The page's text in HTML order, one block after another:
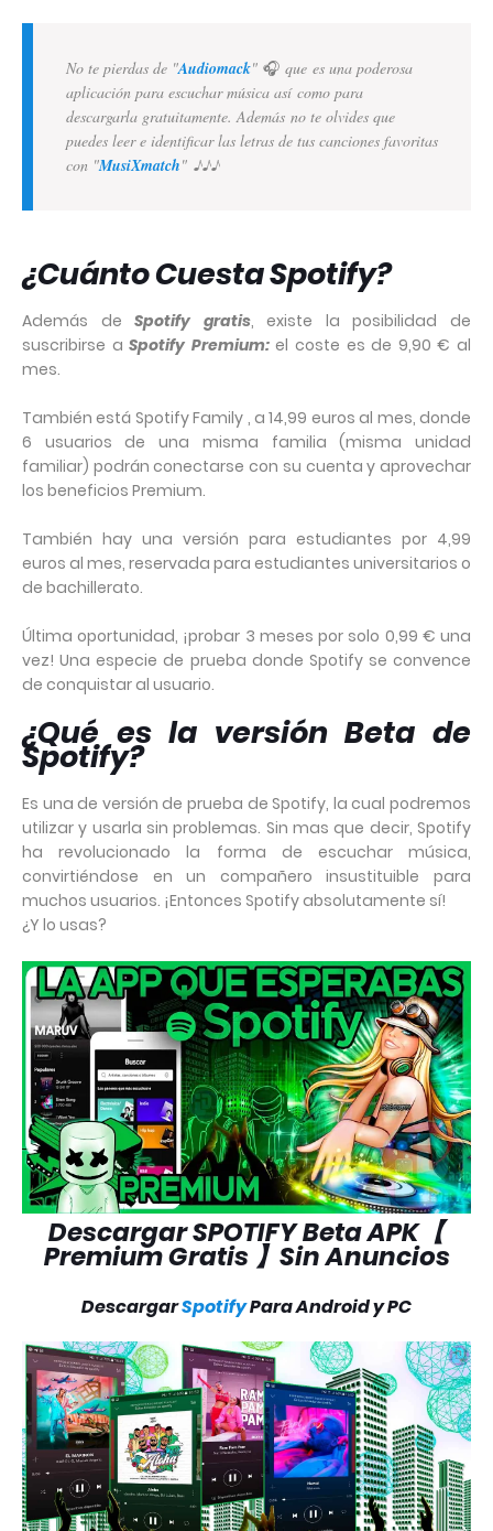
No te pierdas de "Audiomack" 🎧 que es una poderosa
aplicación para escuchar música así como para
descargarla gratuitamente. Además no te olvides que
puedes leer e identificar las letras de tus canciones favoritas
con "MusiXmatch" ♪♪♪
¿Cuánto Cuesta Spotify?
Además deSpotify gratis, existe la posibilidad de
suscribirse aSpotify Premium:el coste es de 9,90 € al
mes.
También está Spotify Family , a 14,99 euros al mes, donde
6 usuarios de una misma familia (misma unidad
familiar) podrán conectarse con su cuenta y aprovechar
los beneficios Premium.
También hay una versión para estudiantes por 4,99
euros al mes, reservada para estudiantes universitarios o
de bachillerato.
Última oportunidad, ¡probar 3 meses por solo 0,99 € una
vez! Una especie de prueba donde Spotify se convence
de conquistar al usuario.
¿Qué es la versión Beta de
Spotify?
Es una de versión de prueba de Spotify, la cual podremos
utilizar y usarla sin problemas. Sin mas que decir, Spotify
ha revolucionado la forma de escuchar música,
convirtiéndose en un compañero insustituible para
muchos usuarios. ¡Entonces Spotify absolutamente sí!
¿Y lo usas?
Descargar SPOTIFY Beta APK【
Premium Gratis 】Sin Anuncios
DescargarSpotifyPara Android y PC